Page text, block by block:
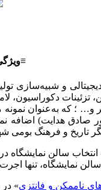
و شبیه‌سازی
تزئینات
و… ؛ که به‌عنوان نمونه
صادق هدایت) اضافه
تاریخ و فرهنگ بومی
انتخاب سالن
نمایشگاه، تنها
ناممکن و فانتزی» در